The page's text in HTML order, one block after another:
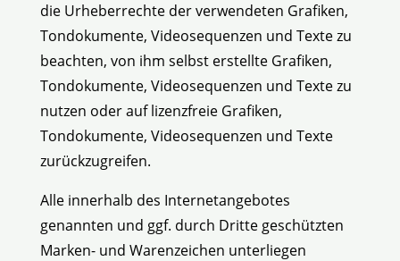
die Urheberrechte der verwendeten Grafiken,
Tondokumente, Videosequenzen und Texte zu
beachten, von ihm selbst erstellte Grafiken,
Tondokumente, Videosequenzen und Texte zu
nutzen oder auf lizenzfreie Grafiken,
Tondokumente, Videosequenzen und Texte
zurückzugreifen.
Alle innerhalb des Internetangebotes
genannten und ggf. durch Dritte geschützten
Marken- und Warenzeichen unterliegen